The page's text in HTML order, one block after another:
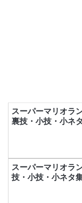
スーパーマリオラ
裏技・小技・小ネ
スーパーマリオラ
技・小技・小ネタ